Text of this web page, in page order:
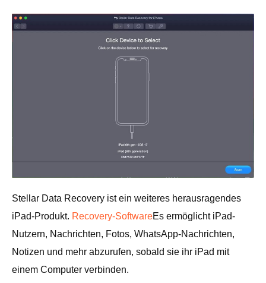
Stellar Data Recovery ist ein weiteres herausragendes
iPad-Produkt. Recovery-SoftwareEs ermöglicht iPad-
Nutzern, Nachrichten, Fotos, WhatsApp-Nachrichten,
Notizen und mehr abzurufen, sobald sie ihr iPad mit
einem Computer verbinden.